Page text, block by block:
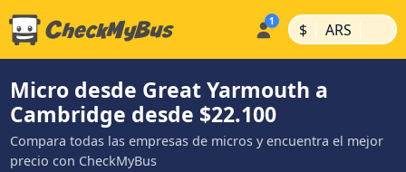
$ | ARS |
Micro desde Great Yarmouth a
Cambridge desde $22.100
Compara todas las empresas de micros y encuentra el mejor
precio con CheckMyBus